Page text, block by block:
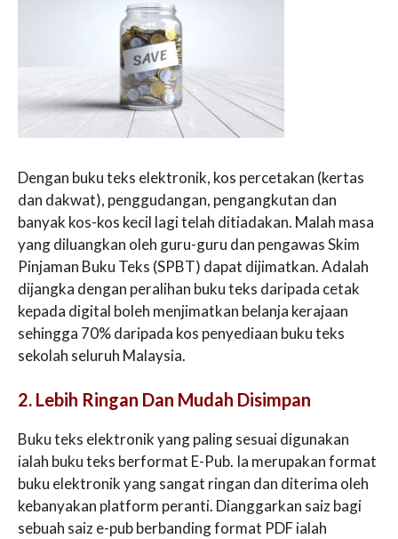
Dengan buku teks elektronik, kos percetakan (kertas
dan dakwat), penggudangan, pengangkutan dan
banyak kos-kos kecil lagi telah ditiadakan. Malah masa
yang diluangkan oleh guru-guru dan pengawas Skim
Pinjaman Buku Teks (SPBT) dapat dijimatkan. Adalah
dijangka dengan peralihan buku teks daripada cetak
kepada digital boleh menjimatkan belanja kerajaan
sehingga 70% daripada kos penyediaan buku teks
sekolah seluruh Malaysia.
2. Lebih Ringan Dan Mudah Disimpan
Buku teks elektronik yang paling sesuai digunakan
ialah buku teks berformat E-Pub. Ia merupakan format
buku elektronik yang sangat ringan dan diterima oleh
kebanyakan platform peranti. Dianggarkan saiz bagi
sebuah saiz e-pub berbanding format PDF ialah